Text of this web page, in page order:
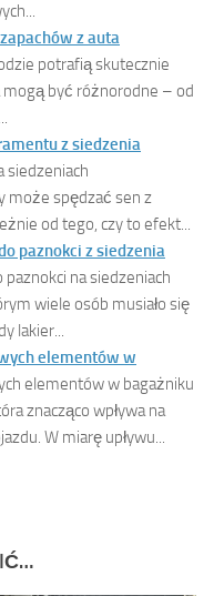
z auta
potrafią skutecznie
mogą być różnorodne – od
z siedzenia
siedzeniach
może spędzać sen z
od tego, czy to efekt...
paznokci z siedzenia
paznokci na siedzeniach
wiele osób musiało się
lakier...
elementów w
elementów w bagażniku
znacząco wpływa na
W miarę upływu...